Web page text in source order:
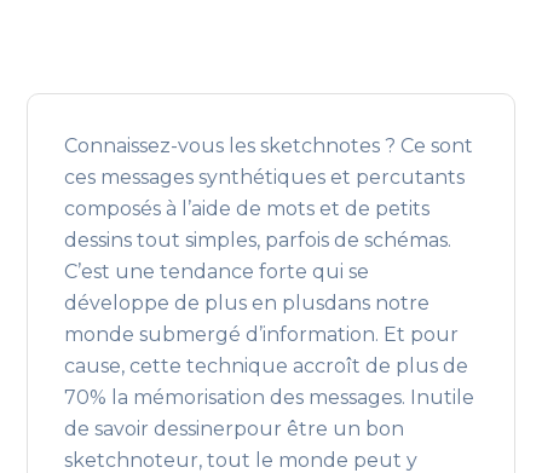
Connaissez-vous les sketchnotes ? Ce sont
ces messages synthétiques et percutants
composés à l’aide de mots et de petits
dessins tout simples, parfois de schémas.
C’est une tendance forte qui se
développe de plus en plusdans notre
monde submergé d’information. Et pour
cause, cette technique accroît de plus de
70% la mémorisation des messages. Inutile
de savoir dessinerpour être un bon
sketchnoteur, tout le monde peut y